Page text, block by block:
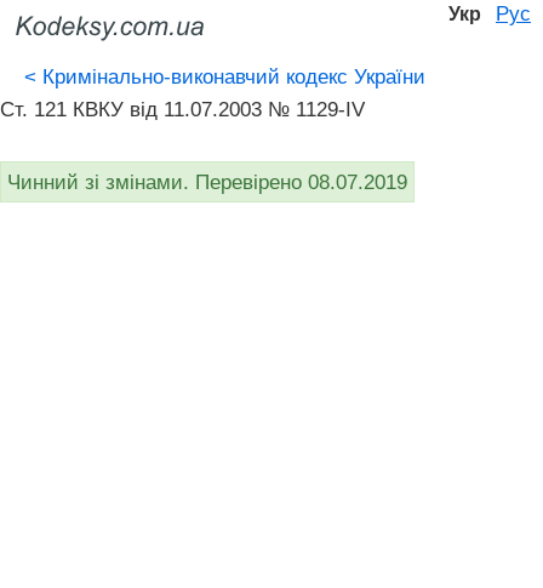
Укр Рус
< Кримінально-виконавчий кодекс України
Ст. 121 КВКУ від 11.07.2003 № 1129-IV
Чинний зі змінами. Перевірено 08.07.2019